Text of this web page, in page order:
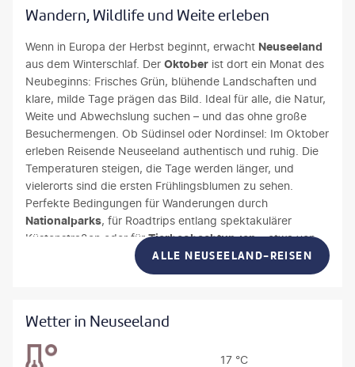
Wandern, Wildlife und Weite erleben
Wenn in Europa der Herbst beginnt, erwacht Neuseeland
aus dem Winterschlaf. Der Oktober ist dort ein Monat des
Neubeginns: Frisches Grün, blühende Landschaften und
klare, milde Tage prägen das Bild. Ideal für alle, die Natur,
Weite und Abwechslung suchen – und das ohne große
Besuchermengen. Ob Südinsel oder Nordinsel: Im Oktober
erleben Reisende Neuseeland authentisch und ruhig. Die
Temperaturen steigen, die Tage werden länger, und
vielerorts sind die ersten Frühlingsblumen zu sehen.
Perfekte Bedingungen für Wanderungen durch
Nationalparks, für Roadtrips entlang spektakulärer
Küstenstraßen oder fürTierbeobachtungen– etwa von
Delfinen, Seehunden oder Pinguinen.ALLE NEUSEELAND-REISEN
Wetter in Neuseeland
17 °C